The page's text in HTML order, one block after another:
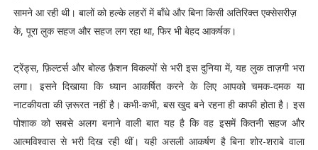
सामने आ रही थी। बालों को हल्के लहरों में बाँधे और बिना किसी अतिरिक्त एक्सेसरीज़
के, पूरा लुक सहज और सहज लग रहा था, फिर भी बेहद आकर्षक।
ट्रेंड्स, फ़िल्टर्स और बोल्ड फ़ैशन विकल्पों से भरी इस दुनिया में, यह लुक ताज़गी भरा
लगा। इसने दिखाया कि ध्यान आकर्षित करने के लिए आपको चमक-दमक या
नाटकीयता की ज़रूरत नहीं है। कभी-कभी, बस खुद बने रहना ही काफी होता है। इस
पोशाक को सबसे अलग बनाने वाली बात यह है कि वह इसमें कितनी सहज और
आत्मविश्वास से भरी दिख रही थीं। यही असली आकर्षण है बिना शोर-शराबे वाला